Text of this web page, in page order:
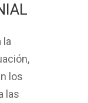
la
los
las